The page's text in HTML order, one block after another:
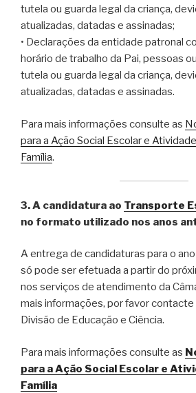
tutela ou guarda legal da criança,
atualizadas, datadas e assinadas;
• Declarações da entidade patronal
horário de trabalho da Pai, pessoas
tutela ou guarda legal da criança,
atualizadas, datadas e assinadas.
Para mais informações consulte as
para a Ação Social Escolar e
Família.
3. A candidatura ao Transporte
no formato utilizado nos anos
A entrega de candidaturas para o
só pode ser efetuada a partir do
nos serviços de atendimento da
mais informações, por favor
Divisão de Educação e Ciência.
Para mais informações consulte as
para a Ação Social Escolar e
Família